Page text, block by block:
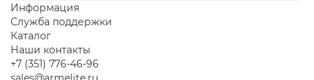
Информация
Служба поддержки
Каталог
Наши контакты
+7 (351) 776-46-96